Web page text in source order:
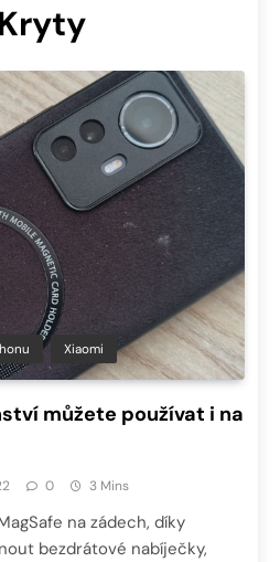
Xiaomi
můžete používat i na
0 3 Mins
na zádech, díky
bezdrátové nabíječky,